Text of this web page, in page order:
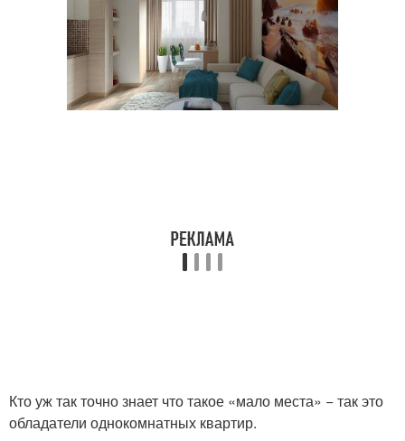
Кто уж так точно знает что такое «мало места» − так это
обладатели однокомнатных квартир.